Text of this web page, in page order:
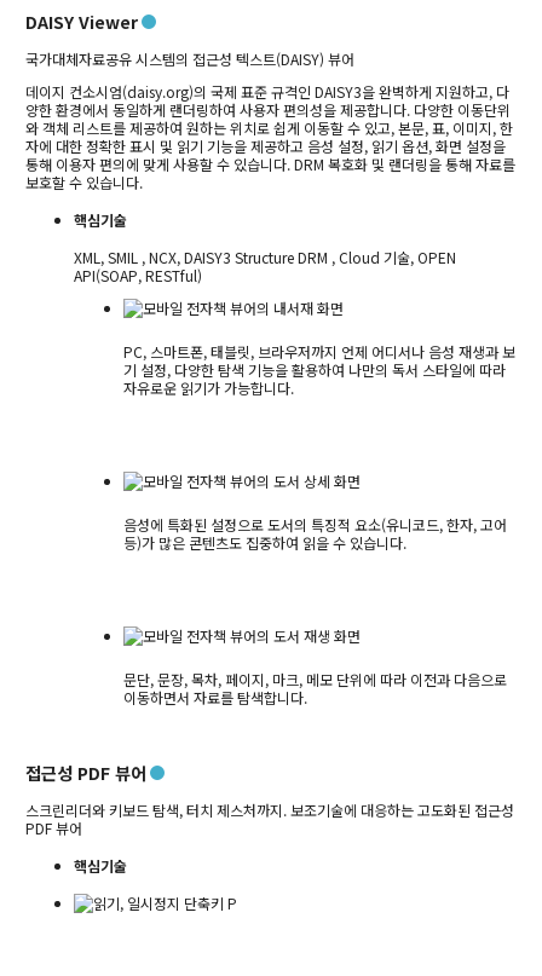
DAISY Viewer
국가대체자료공유 시스템의 접근성 텍스트(DAISY) 뷰어
데이지 컨소시엄(daisy.org)의 국제 표준 규격인 DAISY3을 완벽하게 지원하고, 다
양한 환경에서 동일하게 랜더링하여 사용자 편의성을 제공합니다. 다양한 이동단위
와 객체 리스트를 제공하여 원하는 위치로 쉽게 이동할 수 있고, 본문, 표, 이미지, 한
자에 대한 정확한 표시 및 읽기 기능을 제공하고 음성 설정, 읽기 옵션, 화면 설정을
통해 이용자 편의에 맞게 사용할 수 있습니다.DRM 복호화 및 랜더링을 통해 자료를
보호할 수 있습니다.
핵심기술
XML, SMIL , NCX, DAISY3 Structure DRM , Cloud 기술, OPEN
API(SOAP, RESTful)
PC, 스마트폰, 태블릿, 브라우저까지 언제 어디서나 음성 재생과 보
기 설정, 다양한 탐색 기능을 활용하여 나만의 독서 스타일에 따라
자유로운 읽기가 가능합니다.
음성에 특화된 설정으로 도서의 특징적 요소(유니코드, 한자, 고어
등)가 많은 콘텐츠도 집중하여 읽을 수 있습니다.
문단, 문장, 목차, 페이지, 마크, 메모 단위에 따라 이전과 다음으로
이동하면서 자료를 탐색합니다.
접근성 PDF 뷰어
스크린리더와 키보드 탐색, 터치 제스처까지. 보조기술에 대응하는 고도화된 접근성
PDF 뷰어
핵심기술